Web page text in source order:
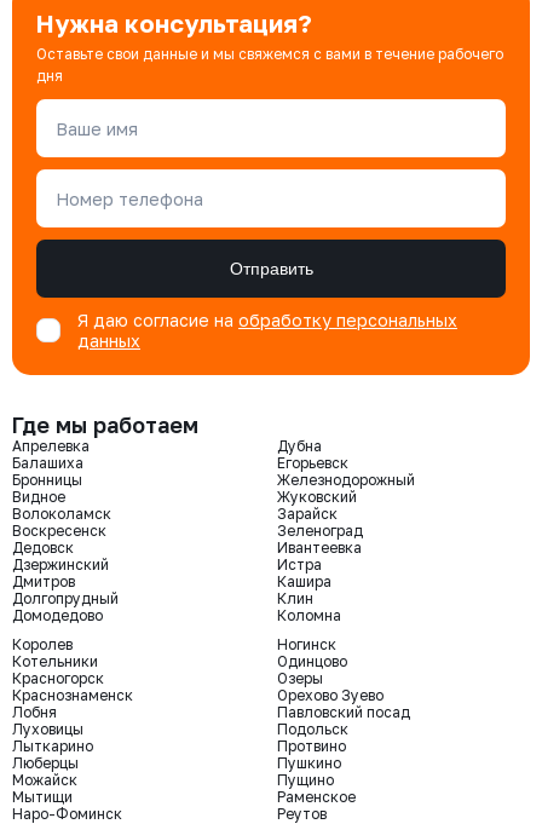
Нужна консультация?
Оставьте свои данные и мы свяжемся с вами в течение рабочего
дня
Ваше имя
Номер телефона
Отправить
Я даю согласие на обработку персональных
данных
Где мы работаем
Апрелевка
Балашиха
Бронницы
Видное
Волоколамск
Воскресенск
Дедовск
Дзержинский
Дмитров
Долгопрудный
Домодедово
Дубна
Егорьевск
Железнодорожный
Жуковский
Зарайск
Зеленоград
Ивантеевка
Истра
Кашира
Клин
Коломна
Королев
Котельники
Красногорск
Краснознаменск
Лобня
Луховицы
Лыткарино
Люберцы
Можайск
Мытищи
Наро-Фоминск
Ногинск
Одинцово
Озеры
Орехово Зуево
Павловский посад
Подольск
Протвино
Пушкино
Пущино
Раменское
Реутов